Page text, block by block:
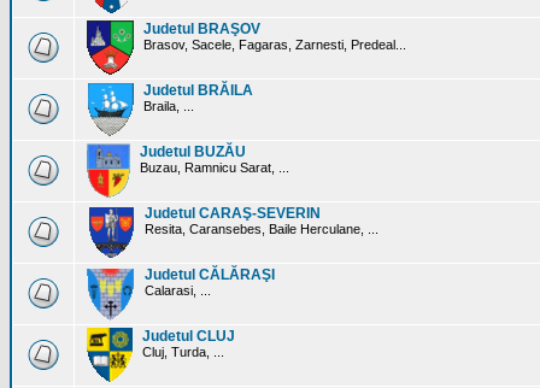
Judetul BRAŞOV
Brasov, Sacele, Fagaras, Zarnesti, Predeal...
Judetul BRĂILA
Braila, ...
Judetul BUZĂU
Buzau, Ramnicu Sarat, ...
Judetul CARAŞ-SEVERIN
Resita, Caransebes, Baile Herculane, ...
Judetul CĂLĂRAŞI
Calarasi, ...
Judetul CLUJ
Cluj, Turda, ...